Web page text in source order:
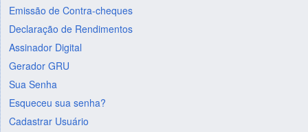
Emissão de Contra-cheques
Declaração de Rendimentos
Assinador Digital
Gerador GRU
Sua Senha
Esqueceu sua senha?
Cadastrar Usuário